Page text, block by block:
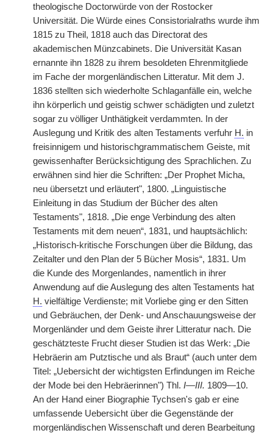
theologische Doctorwürde von der Rostocker
Universität. Die Würde eines Consistorialraths wurde ihm
1815 zu Theil, 1818 auch das Directorat des
akademischen Münzcabinets. Die Universität Kasan
ernannte ihn 1828 zu ihrem besoldeten Ehrenmitgliede
im Fache der morgenländischen Litteratur. Mit dem J.
1836 stellten sich wiederholte Schlaganfälle ein, welche
ihn körperlich und geistig schwer schädigten und zuletzt
sogar zu völliger Unthätigkeit verdammten. In der
Auslegung und Kritik des alten Testaments verfuhr H. in
freisinnigem und historischgrammatischem Geiste, mit
gewissenhafter Berücksichtigung des Sprachlichen. Zu
erwähnen sind hier die Schriften: „Der Prophet Micha,
neu übersetzt und erläutert", 1800. „Linguistische
Einleitung in das Studium der Bücher des alten
Testaments", 1818. „Die enge Verbindung des alten
Testaments mit dem neuen“, 1831, und hauptsächlich:
„Historisch-kritische Forschungen über die Bildung, das
Zeitalter und den Plan der 5 Bücher Mosis“, 1831. Um
die Kunde des Morgenlandes, namentlich in ihrer
Anwendung auf die Auslegung des alten Testaments hat
H. vielfältige Verdienste; mit Vorliebe ging er den Sitten
und Gebräuchen, der Denk- und Anschauungsweise der
Morgenländer und dem Geiste ihrer Litteratur nach. Die
geschätzteste Frucht dieser Studien ist das Werk: „Die
Hebräerin am Putztische und als Braut“ (auch unter dem
Titel: „Uebersicht der wichtigsten Erfindungen im Reiche
der Mode bei den Hebräerinnen") Thl. I—III. 1809—10.
An der Hand einer Biographie Tychsen's gab er eine
umfassende Uebersicht über die Gegenstände der
morgenländischen Wissenschaft und deren Bearbeitung